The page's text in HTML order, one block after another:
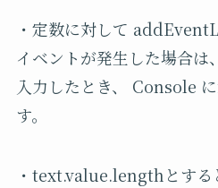
・定数に対して
イベントが発生した場合は
入力したとき、 Console
す。
・text.value.lengthとする